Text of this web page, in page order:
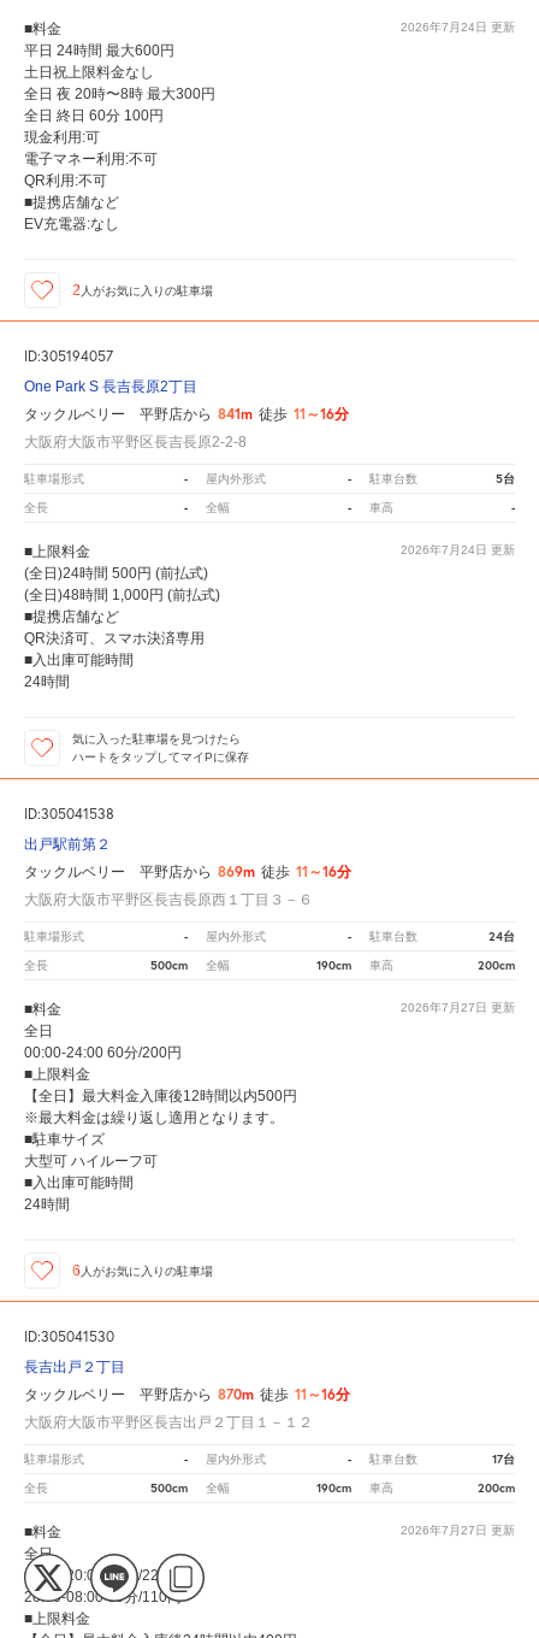
2026年7月24日 更新
■料金
平日 24時間 最大600円
土日祝上限料金なし
全日 夜 20時〜8時 最大300円
全日 終日 60分 100円
現金利用:可
電子マネー利用:不可
QR利用:不可
■提携店舗など
EV充電器:なし
2 人がお気に入りの駐車場
ID:305194057
One Park S 長吉長原2丁目
タックルベリー 平野店から 841m 徒歩 11～16分
大阪府大阪市平野区長吉長原2-2-8
駐車場形式 - 屋内外形式 - 駐車台数 5台
全長 - 全幅 - 車高 -
2026年7月24日 更新
■上限料金
(全日)24時間 500円 (前払式)
(全日)48時間 1,000円 (前払式)
■提携店舗など
QR決済可、スマホ決済専用
■入出庫可能時間
24時間
気に入った駐車場を見つけたら
ハートをタップしてマイPに保存
ID:305041538
出戸駅前第２
タックルベリー 平野店から 869m 徒歩 11～16分
大阪府大阪市平野区長吉長原西１丁目３－６
駐車場形式 - 屋内外形式 - 駐車台数 24台
全長 500cm 全幅 190cm 車高 200cm
2026年7月27日 更新
■料金
全日
00:00-24:00 60分/200円
■上限料金
【全日】最大料金入庫後12時間以内500円
※最大料金は繰り返し適用となります。
■駐車サイズ
大型可 ハイルーフ可
■入出庫可能時間
24時間
6 人がお気に入りの駐車場
ID:305041530
長吉出戸２丁目
タックルベリー 平野店から 870m 徒歩 11～16分
大阪府大阪市平野区長吉出戸２丁目１－１２
駐車場形式 - 屋内外形式 - 駐車台数 17台
全長 500cm 全幅 190cm 車高 200cm
2026年7月27日 更新
■料金
全日
08:00-20:00 60分/220円
20:00-08:00 60分/110円
■上限料金